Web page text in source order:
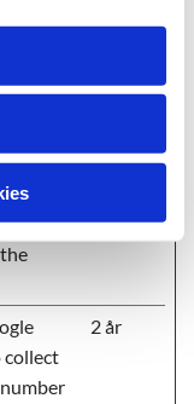
ID
the
collect
2 år